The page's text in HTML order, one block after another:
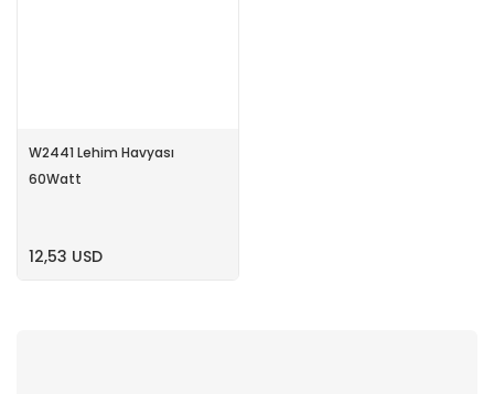
W2441 Lehim Havyası
60Watt
12,53 USD